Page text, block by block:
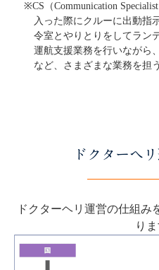
※CS（Communication
入った際にクルーに出動指
令室とやりとりをしてラン
運航支援業務を行いながら
など、さまざまな業務を担う
ドクターヘ
ドクターヘリ運営の仕組み
りま